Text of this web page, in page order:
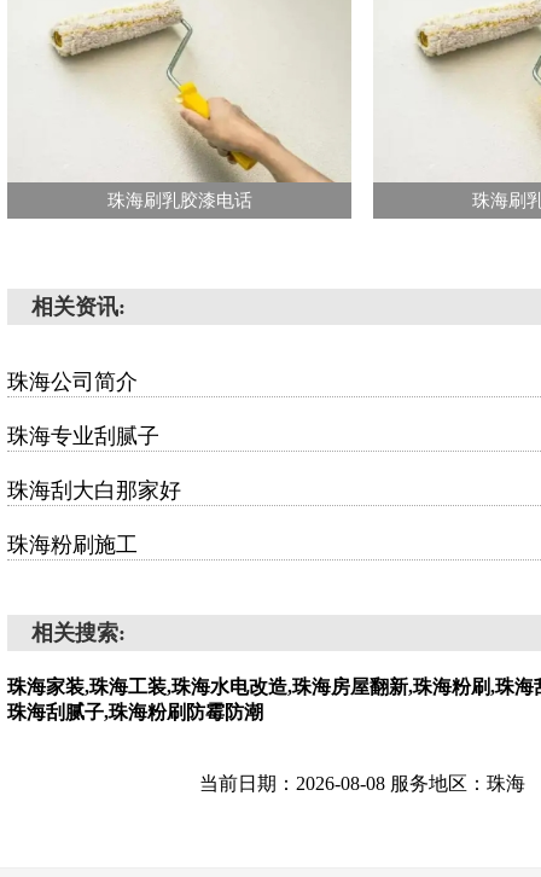
珠海刷乳胶漆电话 珠海刷
相关资讯:
珠海公司简介
珠海专业刮腻子
珠海刮大白那家好
珠海粉刷施工
相关搜索:
珠海家装,珠海工装,珠海水电改造,珠海房屋翻新,珠海粉刷,珠
珠海刮腻子,珠海粉刷防霉防潮
当前日期：2026-08-08 服务地区：珠海